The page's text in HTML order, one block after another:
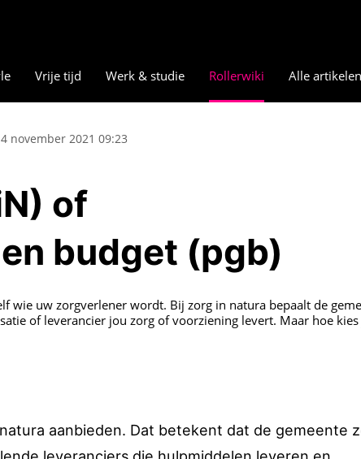
Vrije tijd Werk & studie Rollerwiki Alle artikelen
november 2021 09:23
of
budget (pgb)
wie uw zorgverlener wordt. Bij zorg in natura bepaalt de
of leverancier jou zorg of voorziening levert. Maar hoe
aanbieden. Dat betekent dat de gemeente